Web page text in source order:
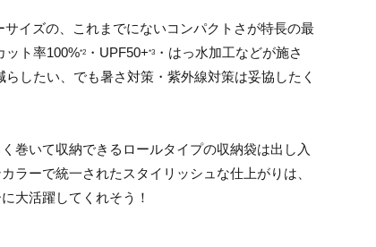
イズの、これまでにないコンパクトさが特長の最
ット率100%*2 ・UPF50+*3 ・はっ水加工などが施さ
したい、でも暑さ対策・紫外線対策は妥協したく
巻いて収納できるロールタイプの収納袋は出し入
ラーで統一されたスタイリッシュな仕上がりは、
大活躍してくれそう！